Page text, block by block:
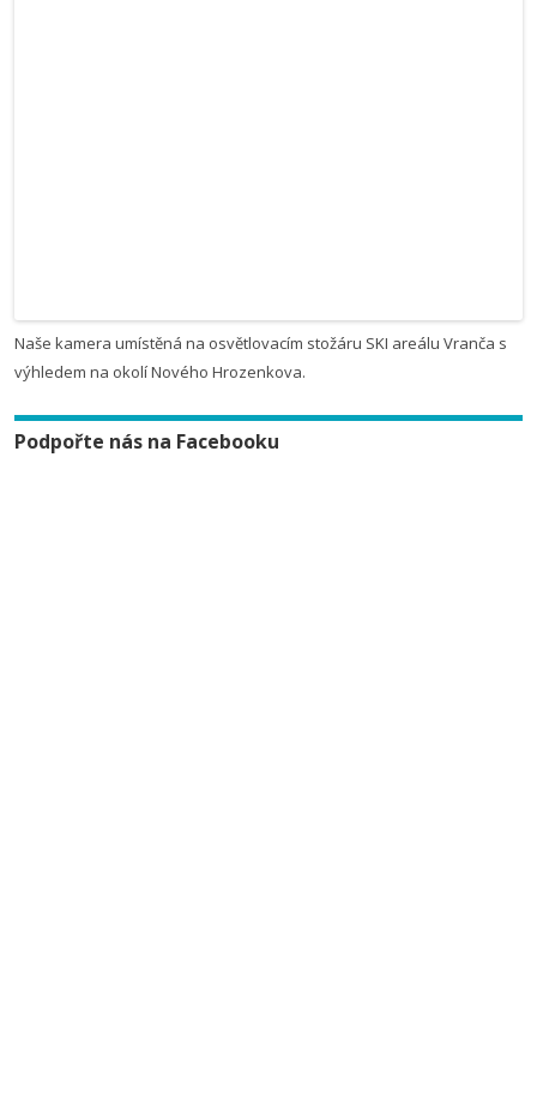
Naše kamera umístěná na osvětlovacím stožáru SKI areálu Vranča s
výhledem na okolí Nového Hrozenkova.
Podpořte nás na Facebooku